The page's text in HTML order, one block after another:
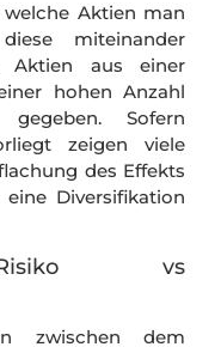
Aktien man
miteinander
Aktien aus einer
hohen Anzahl
Sofern
zeigen viele
des Effekts
Diversifikation
Risiko vs
zwischen dem